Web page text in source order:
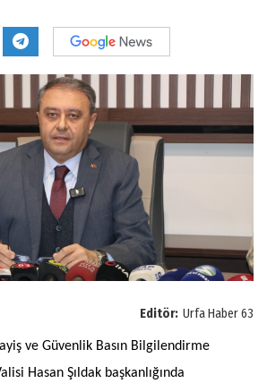
Editör: Urfa Haber 63
ve Güvenlik Basın Bilgilendirme
Hasan Şıldak başkanlığında